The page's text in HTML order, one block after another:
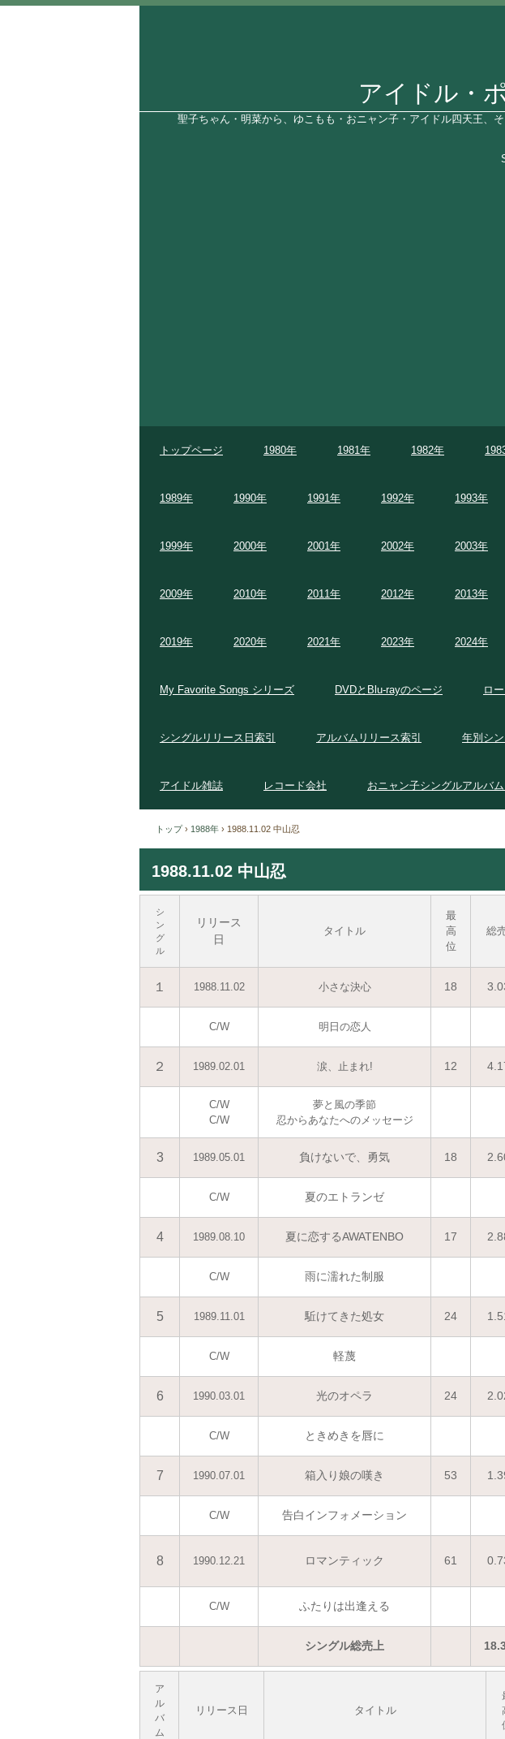
アイドル・
聖子ちゃん・明菜から、ゆこもも・おニャン子・アイドル四天王、
トップページ 1980年 1981年 1982年
1989年 1990年 1991年 1992年 1993年
1999年 2000年 2001年 2002年 2003年
2009年 2010年 2011年 2012年 2013年
2019年 2020年 2021年 2023年 2024年
My Favorite Songs シリーズ DVDとBlu-rayのページ ロ
シングルリリース日索引 アルバムリリース索引 年別シ
アイドル雑誌 レコード会社 おニャン子シングルアルバ
トップ › 1988年 › 1988.11.02 中山忍
1988.11.02 中山忍
シ
ン
グ
ル
リリース
日
タイトル
最
高
位
総
１ 1988.11.02 小さな決心 18
C/W 明日の恋人
２ 1989.02.01 涙、止まれ! 12
C/W
C/W
夢と風の季節
忍からあなたへのメッセージ
3 1989.05.01 負けないで、勇気 18
C/W 夏のエトランゼ
4 1989.08.10 夏に恋するAWATENBO 17
C/W 雨に濡れた制服
5 1989.11.01 駈けてきた処女 24
C/W 軽蔑
6 1990.03.01 光のオペラ 24
C/W ときめきを唇に
7 1990.07.01 箱入り娘の嘆き 53
C/W 告白インフォメーション
8 1990.12.21 ロマンティック 61
C/W ふたりは出逢える
シングル総売上
ア
ル
バ
ム
リリース日 タイトル